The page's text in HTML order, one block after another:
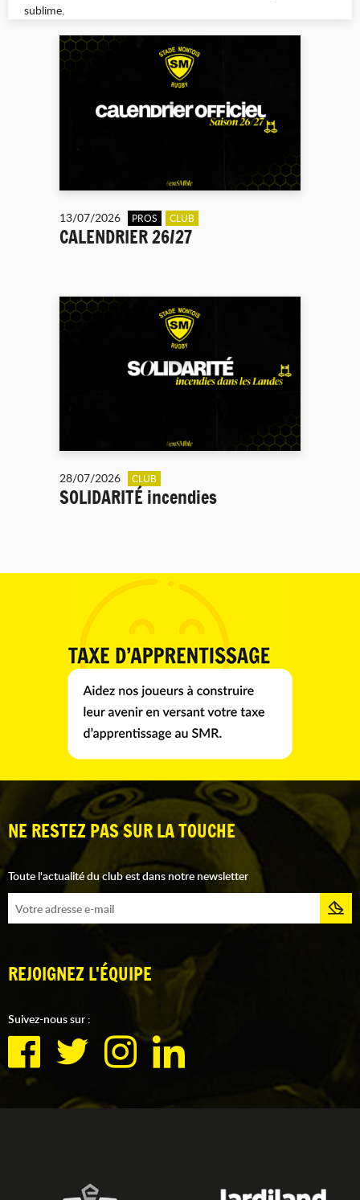
sublime.
13/07/2026 PROS CLUB
CALENDRIER 26/27
28/07/2026 CLUB
SOLIDARITÉ incendies
NE RESTEZ PAS SUR LA TOUCHE
Toute l'actualité du club est dans notre newsletter
REJOIGNEZ L'ÉQUIPE
Suivez-nous sur :